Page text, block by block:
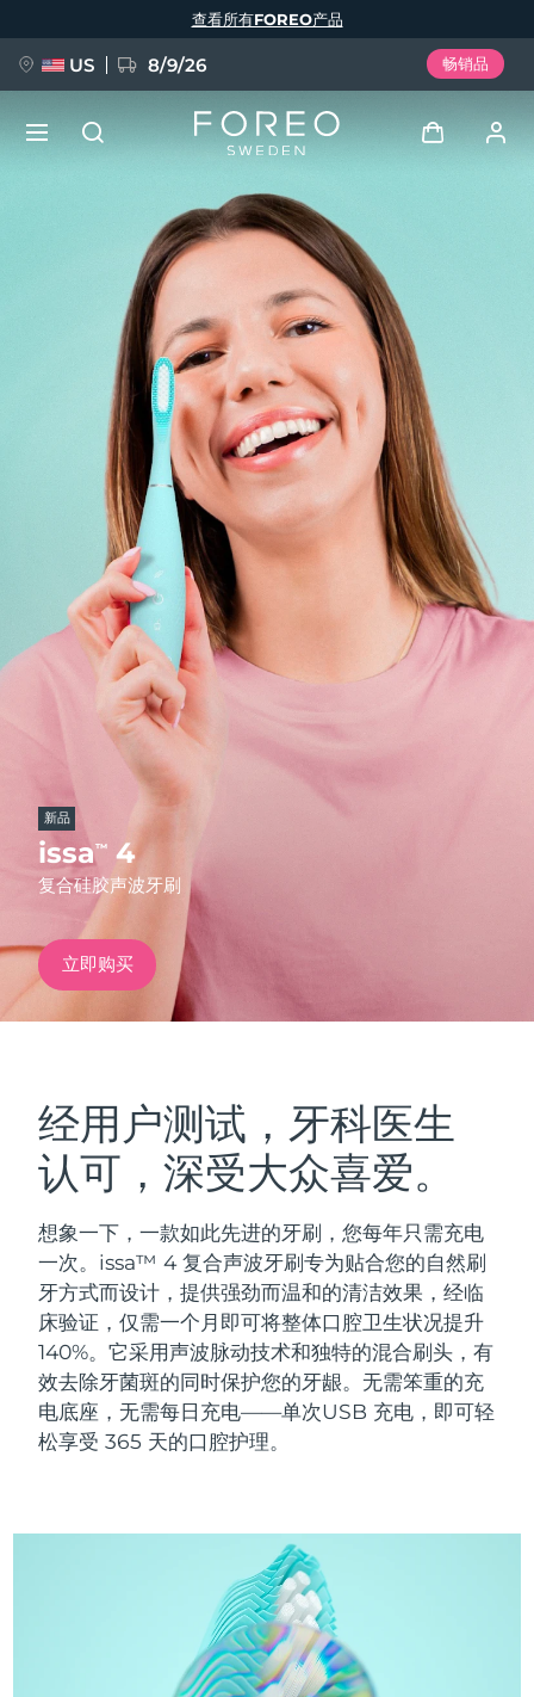
新品
issa™ 4
复合硅胶声波牙刷
立即购买
经用户测试，牙科医生
认可，深受大众喜爱。
想象一下，一款如此先进的牙刷，您每年只需充电
一次。issa™ 4 复合声波牙刷专为贴合您的自然刷
牙方式而设计，提供强劲而温和的清洁效果，经临
床验证，仅需一个月即可将整体口腔卫生状况提升
140%。它采用声波脉动技术和独特的混合刷头，有
效去除牙菌斑的同时保护您的牙龈。无需笨重的充
电底座，无需每日充电——单次USB 充电，即可轻
松享受 365 天的口腔护理。
查看所有FOREO产品
US 8/9/26 畅销品
我的订单
我的地址
我的订阅
FAQ™ Pure Beauty-Tech Elixir
BREAKING NEWS
issa™ Teeth Whitening Set
FAQ™ Dual LED Panel
热门产品
特别优惠
红光疗法
LUNA™ 4 套装
Anti-aging massage
LUNA™ 4 Plus
Massage, LED heating
LUNA™ 4 mini
For young skin, T-zone
BEAR™ 2 套装
Microcurrent toning
BEAR™ 2 go
Microcurrent toning on-the-go
面部提拉护理
Premium anti-aging skincare
补水保湿
UFO™ 3 套装
Deep facial hydration
Near-infrared and red light therapy
UFO™ 3 mini
Red light therapy device for young skin
口腔护理
issa™ 4
Hybrid silicone sonic toothbrush
Smart hybrid silicone sonic toothbrush
issa™ 4 smile
Hybrid silicone sonic toothbrush
FAQ™ 抗老护理
FAQ™ 101
Clinical anti-aging
LED治疗
FAQ™ 201
LED mask
NEW
Deutsch
Español
Français
Italiano
Português
Svenska
Русский
简体中文 繁體中文
发货国家
美国 预计送达日期09/08/2026
预计送达日期08/08/2026
西班牙 预计送达日期
澳大利亚
法国
德国
加拿大
奥地利 预计送达日期08/08/2026
巴林 预计送达日期09/08/2026
比利时 预计送达日期 08/08/2026
百慕大 预计送达日期14/08/2026
波斯尼亚和黑塞哥维那 预计送达日期11/08/2026
文莱 预计送达日期13/08/2026
保加利亚
预计送达日期
预计送达日期
预计送达日期